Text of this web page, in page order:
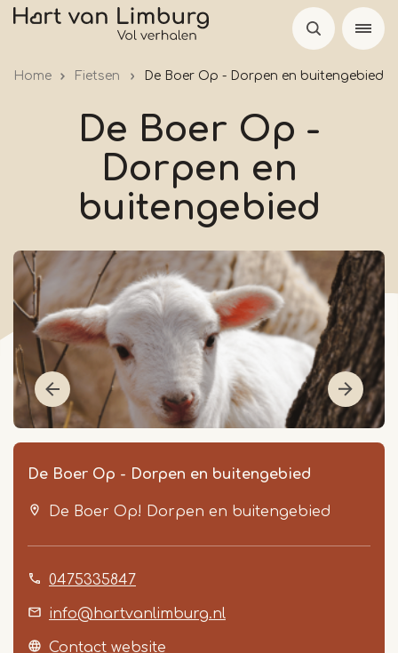
Overslaan
Home Fietsen De Boer Op - Dorpen en buitengebied
De Boer Op -
Dorpen en
buitengebied
De Boer Op - Dorpen en buitengebied
De Boer Op! Dorpen en buitengebied
0475335847
info@hartvanlimburg.nl
Contact website